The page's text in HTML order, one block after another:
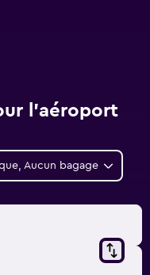
l'aéroport
Aucun bagage